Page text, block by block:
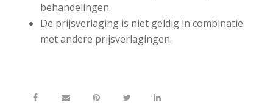
behandelingen.
De prijsverlaging is niet geldig in combinatie
met andere prijsverlagingen.